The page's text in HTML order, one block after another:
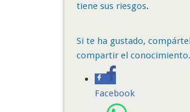
tiene sus riesgos.
Si te ha gustado,
compartir el
Facebook